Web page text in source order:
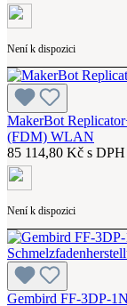
Není k dispozici
MakerBot
(FDM) WLAN
85 114,80 Kč s DPH
Není k dispozici
Gembird FF-3DP-